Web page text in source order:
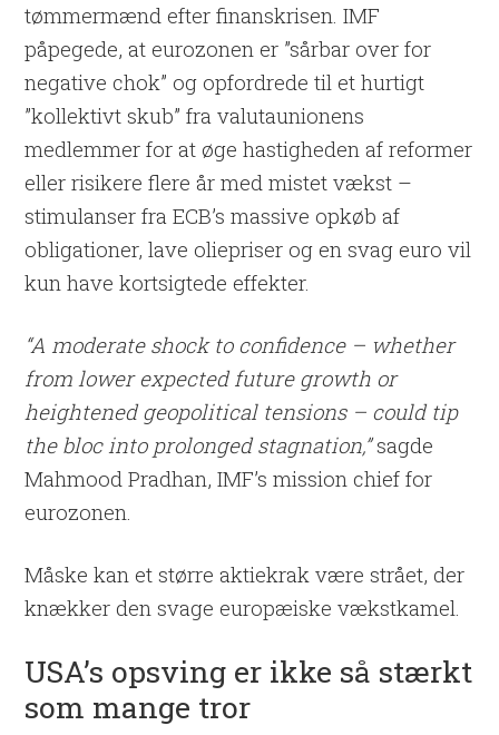
tømmermænd efter finanskrisen. IMF
påpegede, at eurozonen er ”sårbar over for
negative chok” og opfordrede til et hurtigt
”kollektivt skub” fra valutaunionens
medlemmer for at øge hastigheden af reformer
eller risikere flere år med mistet vækst –
stimulanser fra ECB’s massive opkøb af
obligationer, lave oliepriser og en svag euro vil
kun have kortsigtede effekter.
“A moderate shock to confidence – whether
from lower expected future growth or
heightened geopolitical tensions – could tip
the bloc into prolonged stagnation,”sagde
Mahmood Pradhan, IMF’s mission chief for
eurozonen.
Måske kan et større aktiekrak være strået, der
knækker den svage europæiske vækstkamel.
USA’s opsving er ikke så stærkt
som mange tror